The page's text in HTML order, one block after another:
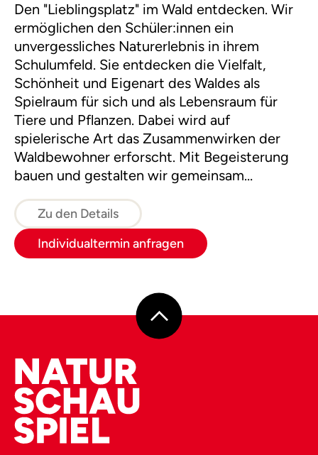
Den "Lieblingsplatz" im Wald entdecken. Wir
ermöglichen den Schüler:innen ein
unvergessliches Naturerlebnis in ihrem
Schulumfeld. Sie entdecken die Vielfalt,
Schönheit und Eigenart des Waldes als
Spielraum für sich und als Lebensraum für
Tiere und Pflanzen. Dabei wird auf
spielerische Art das Zusammenwirken der
Waldbewohner erforscht. Mit Begeisterung
bauen und gestalten wir gemeinsam
und Waldsofas, auf denen anschließend ein
Waldpicknick genossen wird.
Zu den Details
Individualtermin anfragen